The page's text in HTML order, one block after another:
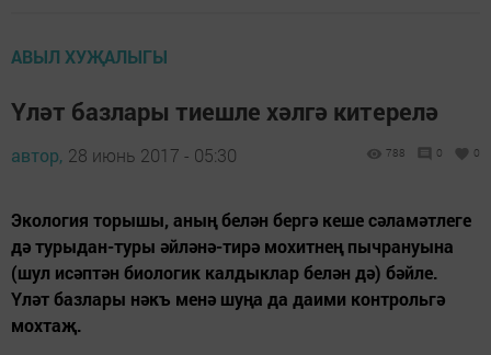
АВЫЛ ХУҖАЛЫГЫ
Үләт базлары тиешле хәлгә китерелә
автор, 28 июнь 2017 - 05:30 788 0 0
Экология торышы, аның белән бергә кеше сәламәтлеге
дә турыдан-туры әйләнә-тирә мохитнең пычрануына
(шул исәптән биологик калдыклар белән дә) бәйле.
Үләт базлары нәкъ менә шуңа да даими контрольгә
мохтаҗ.